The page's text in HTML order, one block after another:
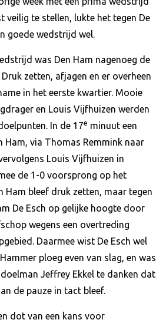
veilig te stellen, lukte het tegen De
goede wedstrijd wel.
was Den Ham nagenoeg de
zetten, afjagen en er overheen
in het eerste kwartier. Mooie
en Louis Vijfhuizen werden
In de 17e minuut een
Ham, via Thomas Remmink naar
Louis Vijfhuizen in
de 1-0 voorsprong op het
Ham bleef druk zetten, maar tegen
De Esch op gelijke hoogte door
wegens een overtreding
Daarmee wist De Esch wel
ploeg even van slag, en was
Jeffrey Ekkel te danken dat
de pauze in tact bleef.
dot van een kans voor